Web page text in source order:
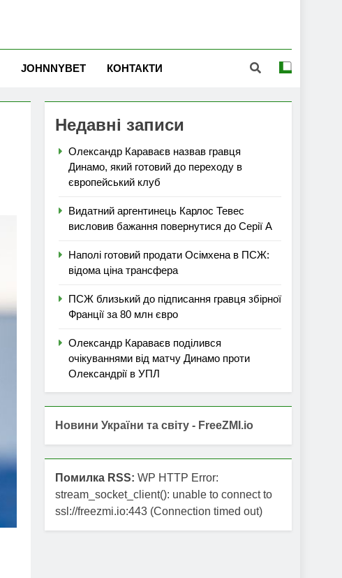
JOHNNYBET КОНТАКТИ
Недавні записи
Олександр Караваєв назвав гравця
Динамо, який готовий до переходу в
європейський клуб
Видатний аргентинець Карлос Тевес
висловив бажання повернутися до Серії А
Наполі готовий продати Осімхена в ПСЖ:
відома ціна трансфера
ПСЖ близький до підписання гравця збірної
Франції за 80 млн євро
Олександр Караваєв поділився
очікуваннями від матчу Динамо проти
Олександрії в УПЛ
Новини України та світу - FreeZMI.io
Помилка RSS: WP HTTP Error:
stream_socket_client(): unable to connect to
ssl://freezmi.io:443 (Connection timed out)